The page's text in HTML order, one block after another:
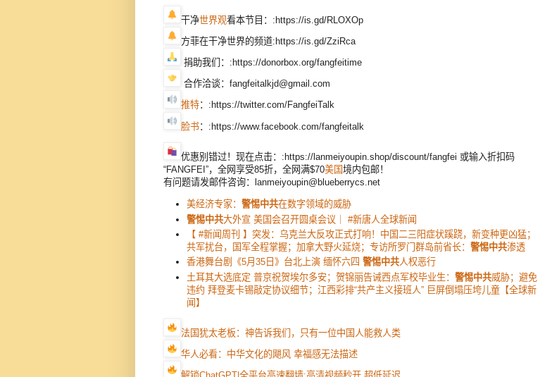
干净世界观看本节目：:https://is.gd/RLOXOp
方菲在干净世界的频道:https://is.gd/ZziRca
捐助我们：:https://donorbox.org/fangfeitime
合作洽谈：fangfeitalkjd@gmail.com
推特：:https://twitter.com/FangfeiTalk
脸书：:https://www.facebook.com/fangfeitalk
优惠别错过！现在点击：:https://lanmeiyoupin.shop/discount/fangfei 或输入折扣码
“FANGFEI”，全网享受85折，全网满$70美国境内包邮！
有问题请发邮件咨询：lanmeiyoupin@blueberrycs.net
美经济专家： 警惕中共在数字领域的威胁
警惕中共大外宣 美国会召开圆桌会议｜ #新唐人全球新闻
【 #新闻周刊 】突发：乌克兰大反攻正式打响！中国二三阳症状蹊跷，新变种更凶猛；
共军扰台，国军全程掌握；加拿大野火延烧；专访所罗门群岛前省长： 警惕中共渗透
香港舞台剧《5月35日》台北上演 缅怀六四 警惕中共人权恶行
土耳其大选底定 普京祝贺埃尔多安；贺锦丽告诫西点军校毕业生： 警惕中共威胁；避免
违约 拜登麦卡锡敲定协议细节；江西彩排“共产主义接班人” 巨屏倒塌压垮儿童【全球新
闻】
法国犹太老板：神告诉我们，只有一位中国人能救人类
华人必看：中华文化的飓风 幸福感无法描述